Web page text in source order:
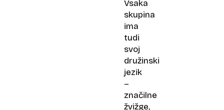
Vsaka
skupina
ima
tudi
svoj
družinski
jezik
–
značilne
žvižge,